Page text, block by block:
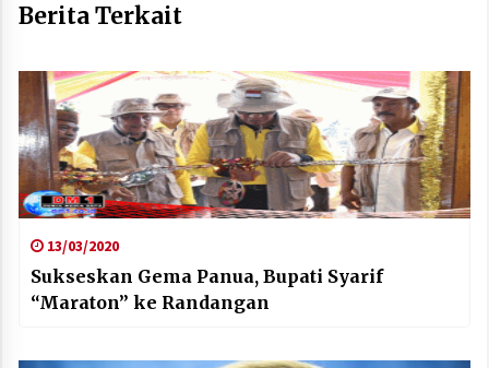
Berita Terkait
13/03/2020
Sukseskan Gema Panua, Bupati Syarif
“Maraton” ke Randangan